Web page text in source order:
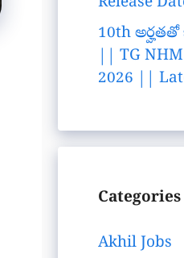
10th
|| TG
2026 ||
Categories
Akhil Jobs